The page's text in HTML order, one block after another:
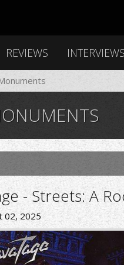
REVIEWS INTERVIEWS
- Streets: A
02, 2025